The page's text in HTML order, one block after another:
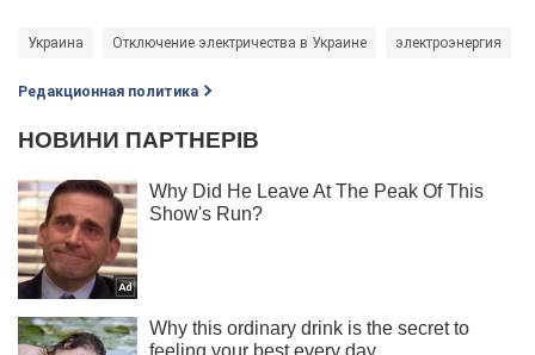
Украина Отключение электричества в Украине электроэнергия
Редакционная политика